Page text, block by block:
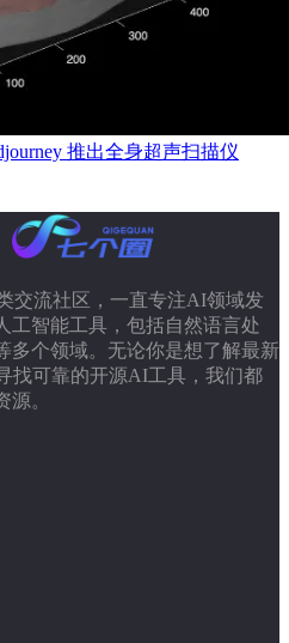
推出全身超声扫描仪
交流社区，一直专注AI领域发
工智能工具，包括自然语言处
多个领域。无论你是想了解最新
找可靠的开源AI工具，我们都
。